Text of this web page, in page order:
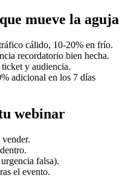
mueve la aguja
cálido, 10-20% en frío.
recordatorio bien hecha.
y audiencia.
adicional en los 7 días
webinar
falsa).
el evento.